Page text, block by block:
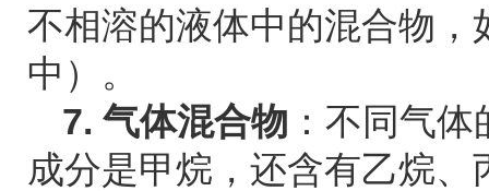
不相溶的液体中的混合物
中）。
7. 气体混合物 ：不同气
成分是甲烷，还含有乙烷、